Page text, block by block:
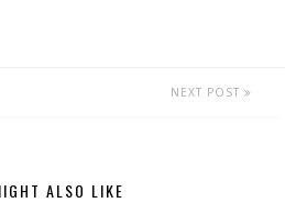
NEXT POST
ALSO LIKE